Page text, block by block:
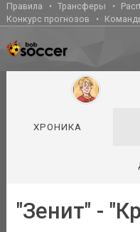
Правила Трансферы
Конкурс прогнозов
ХРОНИКА
"Зенит" -